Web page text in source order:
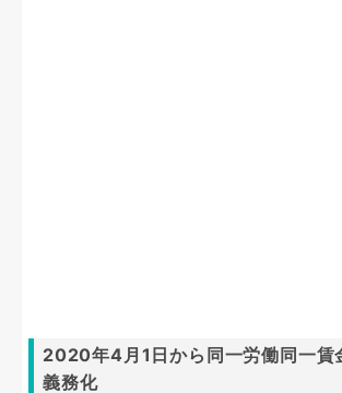
2020年4月1日から同一労働同一賃
義務化